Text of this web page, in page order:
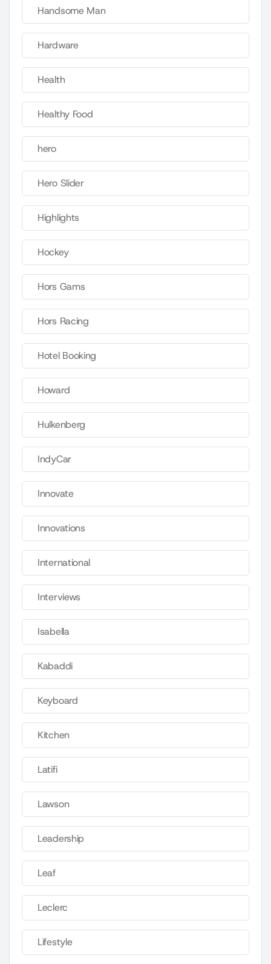
Handsome Man
Hardware
Health
Healthy Food
hero
Hero Slider
Highlights
Hockey
Hors Gams
Hors Racing
Hotel Booking
Howard
Hulkenberg
IndyCar
Innovate
Innovations
International
Interviews
Isabella
Kabaddi
Keyboard
Kitchen
Latifi
Lawson
Leadership
Leaf
Leclerc
Lifestyle